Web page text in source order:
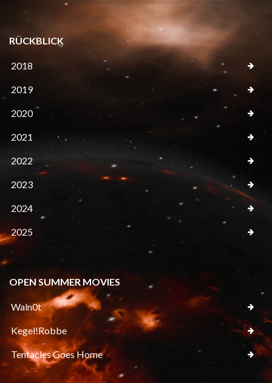
RÜCKBLICK
2018
2019
2020
2021
2022
2023
2024
2025
OPEN SUMMER MOVIES
Waln0t
Kegel!Robbe
Tentacles Goes Home